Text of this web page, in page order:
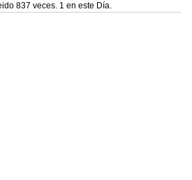
837 veces. 1 en este Día.